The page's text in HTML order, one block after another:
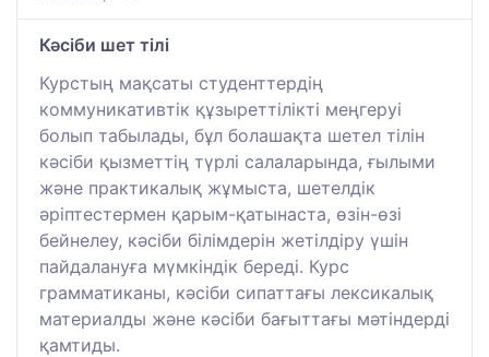
Кәсіби шет тілі
Курстың мақсаты студенттердің
коммуникативтік құзыреттілікті меңгеруі
болып табылады, бұл болашақта шетел тілін
кәсіби қызметтің түрлі салаларында, ғылыми
және практикалық жұмыста, шетелдік
әріптестермен қарым-қатынаста, өзін-өзі
бейнелеу, кәсіби білімдерін жетілдіру үшін
пайдалануға мүмкіндік береді. Курс
грамматиканы, кәсіби сипаттағы лексикалық
материалды және кәсіби бағыттағы мәтіндерді
қамтиды.